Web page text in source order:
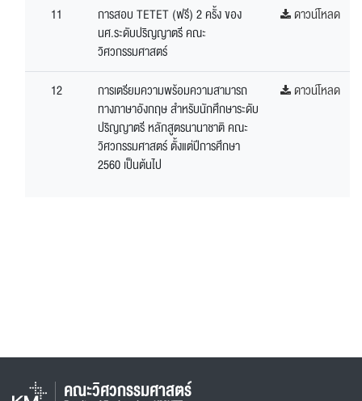
11
การสอบ TETET (ฟรี) 2 ครั้ง ของ
นศ.ระดับปริญญาตรี คณะ
วิศวกรรมศาสตร์
ดาวน์โหลด
12
การเตรียมความพร้อมความสามารถ
ทางภาษาอังกฤษ สำหรับนักศึกษาระดับ
ปริญญาตรี หลักสูตรนานาชาติ คณะ
วิศวกรรมศาสตร์ ตั้งแต่ปีการศึกษา
2560 เป็นต้นไป
ดาวน์โหลด
คณะวิศวกรรมศาสตร์